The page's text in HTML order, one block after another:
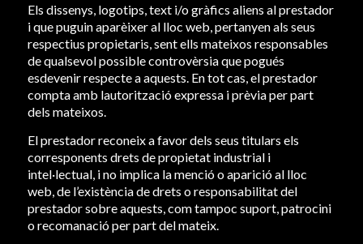
Els dissenys, logotips, text i/o gràfics aliens al prestador
i que puguin aparèixer al lloc web, pertanyen als seus
respectius propietaris, sent ells mateixos responsables
de qualsevol possible controvèrsia que pogués
esdevenir respecte a aquests. En tot cas, el prestador
compta amb lautorització expressa i prèvia per part
dels mateixos.
El prestador reconeix a favor dels seus titulars els
corresponents drets de propietat industrial i
intel·lectual, i no implica la menció o aparició al lloc
web, de l’existència de drets o responsabilitat del
prestador sobre aquests, com tampoc suport, patrocini
o recomanació per part del mateix.